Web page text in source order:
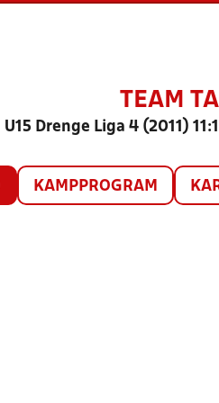
TEAM
U15 Drenge Liga 4 (2011)
KAMPPROGRAM